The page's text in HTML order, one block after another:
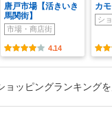
唐戸市場【活きいき
馬関街】
市場・商店街
4.14
カ
シ
ョッピングランキング